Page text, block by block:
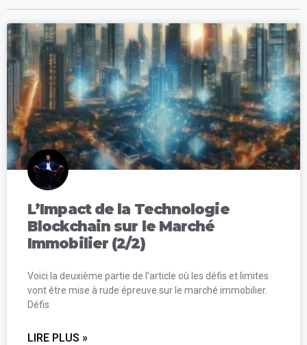
L’Impact de la Technologie
Blockchain sur le Marché
Immobilier (2/2)
Voici la deuxième partie de l’article où les défis et limites
vont être mise à rude épreuve sur le marché immobilier.
Défis
LIRE PLUS »